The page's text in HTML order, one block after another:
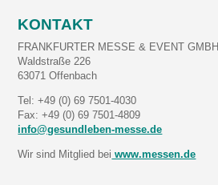
KONTAKT
FRANKFURTER MESSE & EVENT GMBH
Waldstraße 226
63071 Offenbach
Tel: +49 (0) 69 7501-4030
Fax: +49 (0) 69 7501-4809
info@gesundleben-messe.de
Wir sind Mitglied bei www.messen.de